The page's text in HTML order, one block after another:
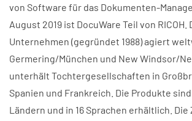
von Software für das Dokumenten-
August 2019 ist DocuWare Teil von RICOH.
Unternehmen (gegründet 1988) agiert
Germering/München und New Windsor/
unterhält Tochtergesellschaften in
Spanien und Frankreich. Die Produkte
Ländern und in 16 Sprachen erhältlich. Die